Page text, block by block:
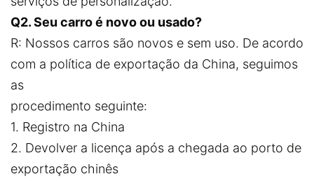
Q2. Seu carro é novo ou usado?
R: Nossos carros são novos e sem uso. De acordo
com a política de exportação da China, seguimos
as
procedimento seguinte:
1. Registro na China
2. Devolver a licença após a chegada ao porto de
exportação chinês